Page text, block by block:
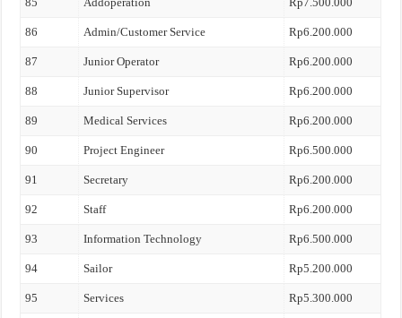
86 Admin/Customer Service Rp6.200.000
87 Junior Operator Rp6.200.000
88 Junior Supervisor Rp6.200.000
89 Medical Services Rp6.200.000
90 Project Engineer Rp6.500.000
91 Secretary Rp6.200.000
92 Staff Rp6.200.000
93 Information Technology Rp6.500.000
94 Sailor Rp5.200.000
95 Services Rp5.300.000